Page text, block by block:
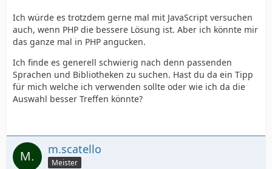
Ich würde es trotzdem gerne mal mit JavaScript versuchen
auch, wenn PHP die bessere Lösung ist. Aber ich könnte mir
das ganze mal in PHP angucken.
Ich finde es generell schwierig nach denn passenden
Sprachen und Bibliotheken zu suchen. Hast du da ein Tipp
für mich welche ich verwenden sollte oder wie ich da die
Auswahl besser Treffen könnte?
m.scatello
Meister